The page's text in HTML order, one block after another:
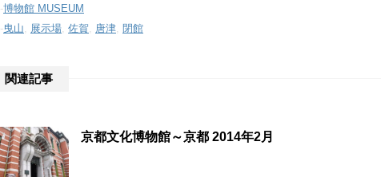
-博物館 MUSEUM
-曳山 展示場 佐賀 唐津 閉館
関連記事
京都文化博物館～京都 2014年2月